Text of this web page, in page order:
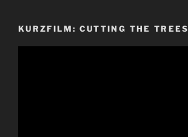
KURZFILM: CUTTING THE TREES